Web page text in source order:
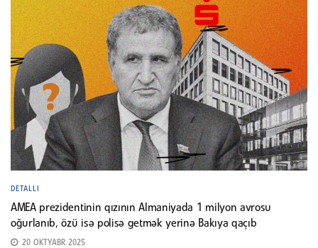
DETALLI
AMEA prezidentinin qızının Almaniyada 1 milyon avrosu
oğurlanıb, özü isə polisə getmək yerinə Bakıya qaçıb
20 OKTYABR 2025